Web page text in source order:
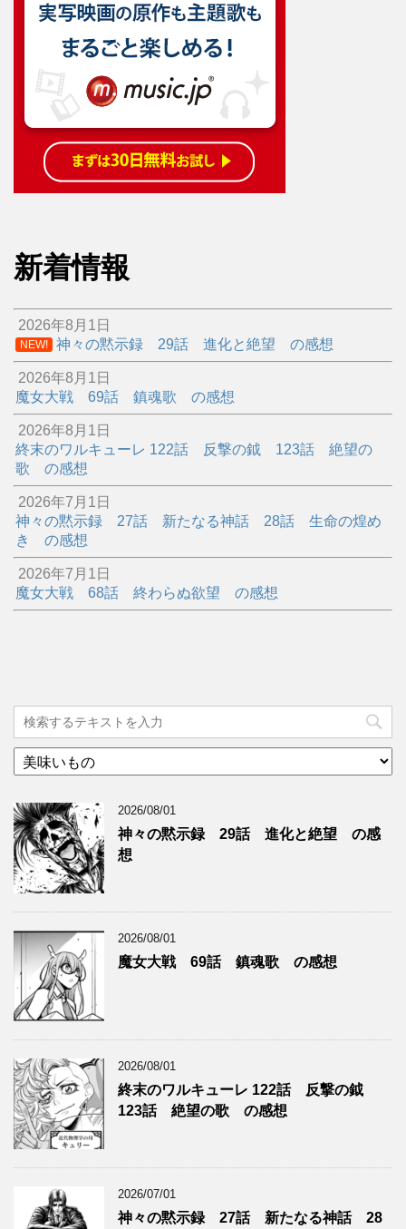
新着情報
2026年8月1日
NEW! 神々の黙示録 29話 進化と絶望 の感想
2026年8月1日
魔女大戦 69話 鎮魂歌 の感想
2026年8月1日
終末のワルキューレ 122話 反撃の鉞 123話 絶望の
歌 の感想
2026年7月1日
神々の黙示録 27話 新たなる神話 28話 生命の煌め
き の感想
2026年7月1日
魔女大戦 68話 終わらぬ欲望 の感想
カ
テ
リ
ー
2026/08/01
神々の黙示録 29話 進化と絶望 の感
想
2026/08/01
魔女大戦 69話 鎮魂歌 の感想
2026/08/01
終末のワルキューレ 122話 反撃の鉞
123話 絶望の歌 の感想
2026/07/01
神々の黙示録 27話 新たなる神話 28